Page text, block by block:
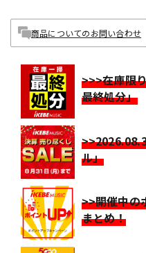
商品についてのお問い合わせ
>>>在庫限
最終処分」
ル」
>>開催中の
まとめ！